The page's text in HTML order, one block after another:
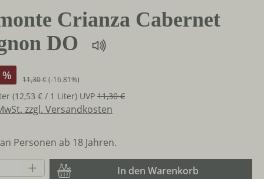
Crianza Cabernet
DO
% 11,30 €(-16.81%)
(12,53 € / 1 Liter) UVP 11,30 €
zzgl. Versandkosten
Personen ab 18 Jahren.
Gib den gewünschten Wert
In den Warenkorb